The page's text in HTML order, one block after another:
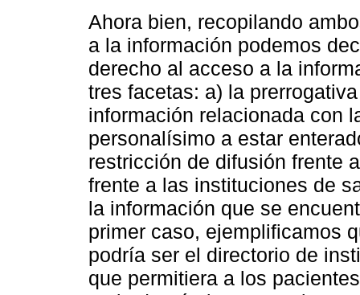
Ahora bien, recopilando
a la información podemos
derecho al acceso a la
tres facetas: a) la
información relacionada con
personalísimo a estar
restricción de difusión frente
frente a las instituciones de
la información que se
primer caso, ejemplificamos
podría ser el directorio de
que permitiera a los